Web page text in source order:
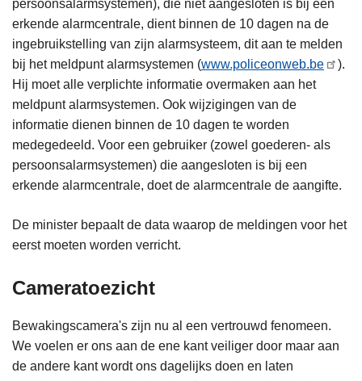
persoonsalarmsystemen), die niet aangesloten is bij een
erkende alarmcentrale, dient binnen de 10 dagen na de
ingebruikstelling van zijn alarmsysteem, dit aan te melden
bij het meldpunt alarmsystemen (www.policeonweb.be
).
Hij moet alle verplichte informatie overmaken aan het
meldpunt alarmsystemen. Ook wijzigingen van de
informatie dienen binnen de 10 dagen te worden
medegedeeld. Voor een gebruiker (zowel goederen- als
persoonsalarmsystemen) die aangesloten is bij een
erkende alarmcentrale, doet de alarmcentrale de aangifte.
De minister bepaalt de data waarop de meldingen voor het
eerst moeten worden verricht.
Cameratoezicht
Bewakingscamera's zijn nu al een vertrouwd fenomeen.
We voelen er ons aan de ene kant veiliger door maar aan
de andere kant wordt ons dagelijks doen en laten